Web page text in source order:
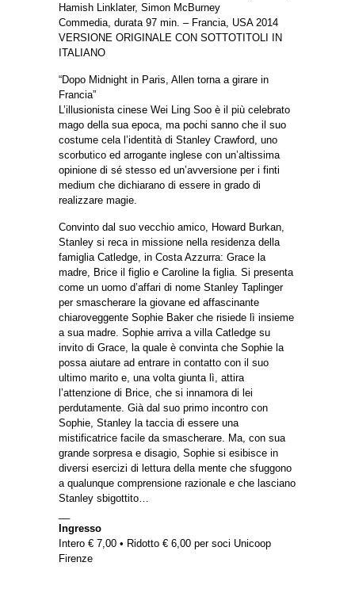
Hamish Linklater, Simon McBurney
Commedia, durata 97 min. – Francia, USA 2014
VERSIONE ORIGINALE CON SOTTOTITOLI IN
ITALIANO
“Dopo Midnight in Paris, Allen torna a girare in
Francia”
L’illusionista cinese Wei Ling Soo è il più celebrato
mago della sua epoca, ma pochi sanno che il suo
costume cela l’identità di Stanley Crawford, uno
scorbutico ed arrogante inglese con un’altissima
opinione di sé stesso ed un’avversione per i finti
medium che dichiarano di essere in grado di
realizzare magie.
Convinto dal suo vecchio amico, Howard Burkan,
Stanley si reca in missione nella residenza della
famiglia Catledge, in Costa Azzurra: Grace la
madre, Brice il figlio e Caroline la figlia. Si presenta
come un uomo d’affari di nome Stanley Taplinger
per smascherare la giovane ed affascinante
chiaroveggente Sophie Baker che risiede lì insieme
a sua madre. Sophie arriva a villa Catledge su
invito di Grace, la quale è convinta che Sophie la
possa aiutare ad entrare in contatto con il suo
ultimo marito e, una volta giunta lì, attira
l’attenzione di Brice, che si innamora di lei
perdutamente. Già dal suo primo incontro con
Sophie, Stanley la taccia di essere una
mistificatrice facile da smascherare. Ma, con sua
grande sorpresa e disagio, Sophie si esibisce in
diversi esercizi di lettura della mente che sfuggono
a qualunque comprensione razionale e che lasciano
Stanley sbigottito…
Ingresso
Intero € 7,00 • Ridotto € 6,00 per soci Unicoop
Firenze